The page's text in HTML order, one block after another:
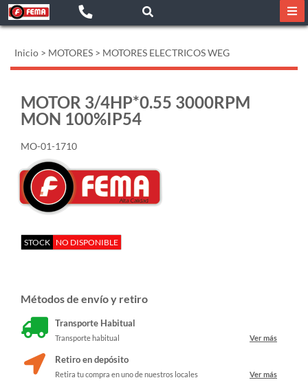
Inicio > MOTORES > MOTORES ELECTRICOS WEG
MOTOR 3/4HP*0.55 3000RPM
MON 100%IP54
MO-01-1710
STOCK NO DISPONIBLE
Métodos de envío y retiro
Transporte Habitual
Transporte habitual Ver más
Retiro en depósito
Retira tu compra en uno de nuestros locales Ver más